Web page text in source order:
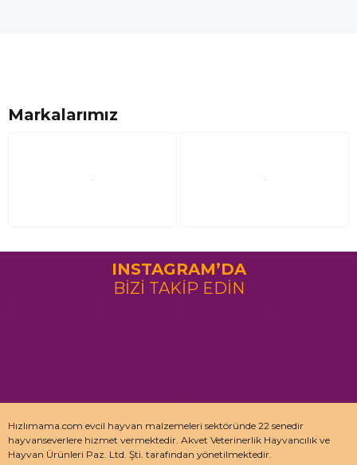
Markalarımız
INSTAGRAM’DA
BİZİ TAKİP EDİN
Hızlımama.com evcil hayvan malzemeleri sektöründe 22 senedir
hayvanseverlere hizmet vermektedir. Akvet Veterinerlik Hayvancılık ve
Hayvan Ürünleri Paz. Ltd. Şti. tarafından yönetilmektedir.